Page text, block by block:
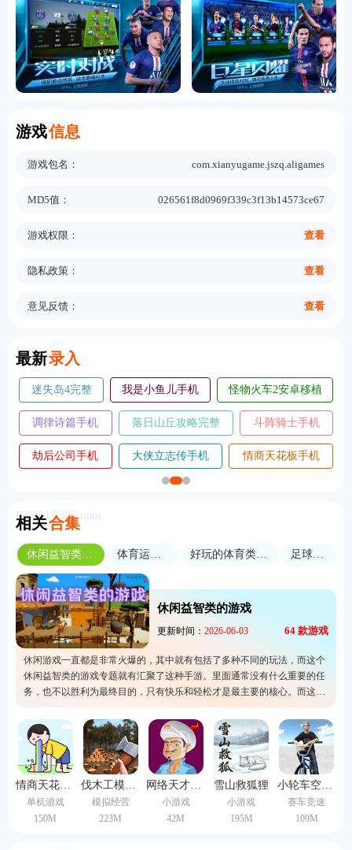
游戏信息
Information
游戏包名： com.xianyugame.jszq.aligames
MD5值： 026561f8d0969f339c3f13b14573ce67
游戏权限： 查看
隐私政策： 查看
意见反馈： 查看
最新录入
New
迷失岛4完整
版
我是小鱼儿手机
版
怪物火车2安卓移植
版
调律诗篇手机
版
落日山丘攻略完整
版
斗阵骑士手机
版
劫后公司手机
大侠立志传手机
版
情商天花板手机
相关合集
Related Collections
休闲益智类的游戏 体育运动游戏 好玩的体育类手游推荐 足球模拟
休闲益智类的游戏
更新时间： 2026-06-03 64 款游戏
休闲游戏一直都是非常火爆的，其中就有包括了多种不同的玩法，而这个
休闲益智类的游戏专题就有汇聚了这种手游。里面通常没有什么重要的任
务，也不以胜利为最终目的，只有快乐和轻松才是最主要的核心。而这个
专题就是为了让更多的人认识到这类游戏，而且还可以用来减轻自己的压
力，给自己一个放松身心的机会。
情商天花板手机版
单机游戏
150M
伐木工模拟器3d手机版
模拟经营
223M
网络天才手机版
小游戏
42M
雪山救狐狸
小游戏
195M
小轮车空间中文版
赛车竞速
109M